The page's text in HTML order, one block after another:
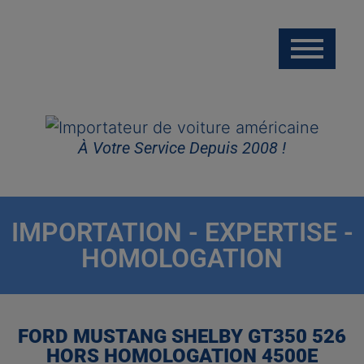
À Votre Service Depuis 2008 !
IMPORTATION - EXPERTISE -
HOMOLOGATION
FORD MUSTANG SHELBY GT350 526
HORS HOMOLOGATION 4500E